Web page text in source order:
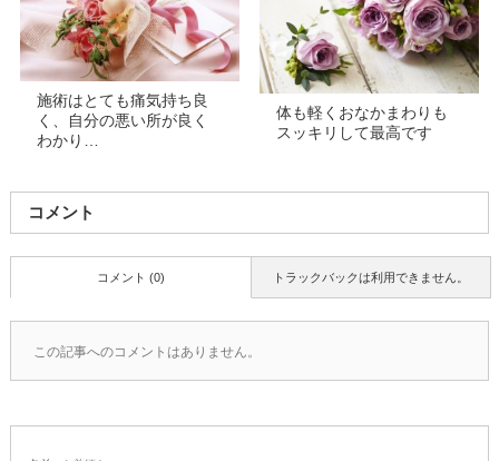
施術はとても痛気持ち良
く、自分の悪い所が良く
わかり…
体も軽くおなかまわりも
スッキリして最高です
コメント
トラックバックは利用できません。
コメント (0)
この記事へのコメントはありません。